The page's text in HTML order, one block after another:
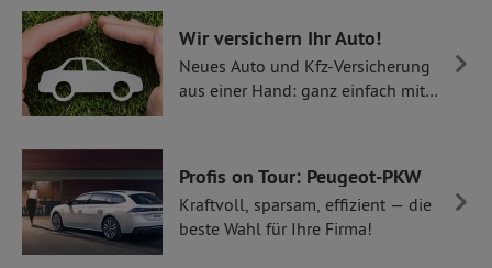
Wir versichern Ihr Auto!
Neues Auto und Kfz-Versicherung
aus einer Hand: ganz einfach mit
Profis on Tour: Peugeot-PKW
Kraftvoll, sparsam, effizient — die
beste Wahl für Ihre Firma!